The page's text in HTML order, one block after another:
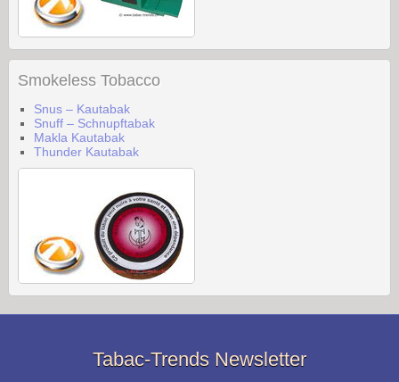
Smokeless Tobacco
Snus – Kautabak
Snuff – Schnupftabak
Makla Kautabak
Thunder Kautabak
Tabac-Trends Newsletter